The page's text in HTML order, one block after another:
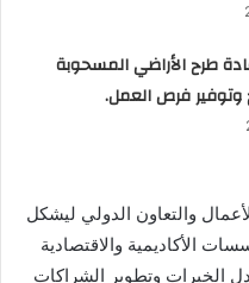
طرح الأراضي المسحوبة
وتوفير فرص العمل.
والتعاون الدولي ليشكل
الأكاديمية والاقتصادية
الخبرات وتطوير الشراكات